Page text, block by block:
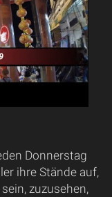
Donnerstag
ihre Stände auf,
zuzusehen,